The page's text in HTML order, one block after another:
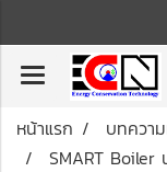
หน้าแรก บทควา
SMART Boiler